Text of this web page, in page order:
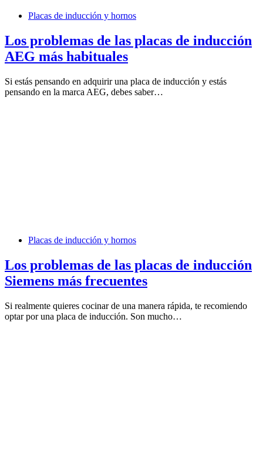
Placas de inducción y hornos
Los problemas de las placas de inducción
AEG más habituales
Si estás pensando en adquirir una placa de inducción y estás
pensando en la marca AEG, debes saber…
Placas de inducción y hornos
Los problemas de las placas de inducción
Siemens más frecuentes
Si realmente quieres cocinar de una manera rápida, te recomiendo
optar por una placa de inducción. Son mucho…